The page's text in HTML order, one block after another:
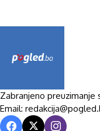
Zabranjeno preuzimanje
Email: